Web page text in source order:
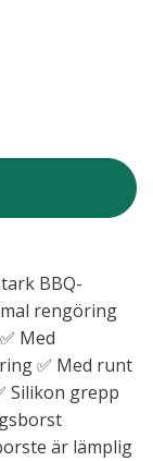
BBQ-
rengöring
Med
✅ Med runt
Silikon grepp
är lämplig